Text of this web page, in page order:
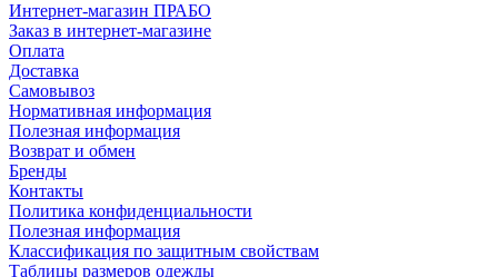
Интернет-магазин ПРАБО
Заказ в интернет-магазине
Оплата
Доставка
Самовывоз
Нормативная информация
Полезная информация
Возврат и обмен
Бренды
Контакты
Политика конфиденциальности
Полезная информация
Классификация по защитным свойствам
Таблицы размеров одежды